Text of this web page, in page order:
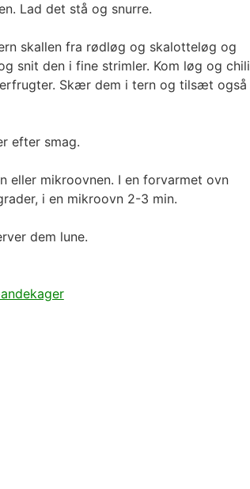
Lad det stå og snurre.
skallen fra rødløg og skalotteløg og
snit den i fine strimler. Kom løg og chili
Skær dem i tern og tilsæt også
efter smag.
eller mikroovnen. I en forvarmet ovn
i en mikroovn 2-3 min.
dem lune.